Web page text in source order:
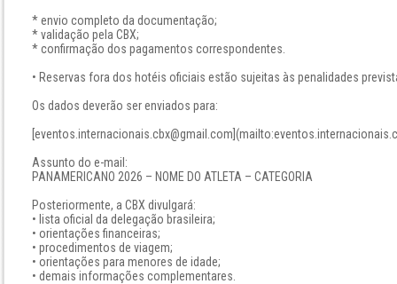
* envio completo da documentação;
* validação pela CBX;
* confirmação dos pagamentos correspondentes.
• Reservas fora dos hotéis oficiais estão sujeitas às penalidades
Os dados deverão ser enviados para:
Assunto do e-mail:
PANAMERICANO 2026 – NOME DO ATLETA – CATEGORIA
Posteriormente, a CBX divulgará:
• lista oficial da delegação brasileira;
• orientações financeiras;
• procedimentos de viagem;
• orientações para menores de idade;
• demais informações complementares.